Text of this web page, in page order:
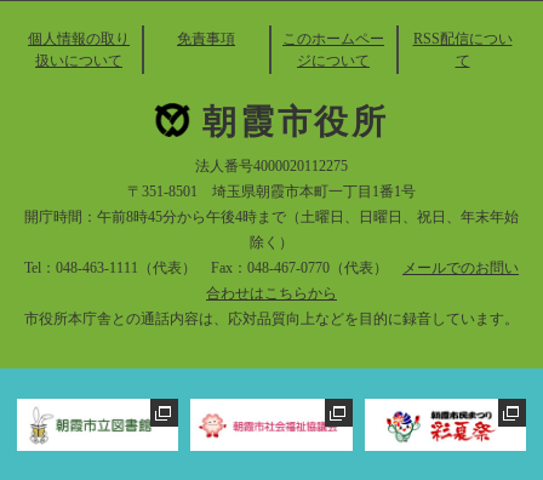
個人情報の取り
扱いについて
免責事項
このホームペー
ジについて
RSS配信につい
て
朝霞市役所
法人番号4000020112275
〒351-8501 埼玉県朝霞市本町一丁目1番1号
開庁時間：午前8時45分から午後4時まで（土曜日、日曜日、祝日、年末年始
除く）
Tel：048-463-1111（代表） Fax：048-467-0770（代表）
メールでのお問い
合わせはこちらから
市役所本庁舎との通話内容は、応対品質向上などを目的に録音しています。